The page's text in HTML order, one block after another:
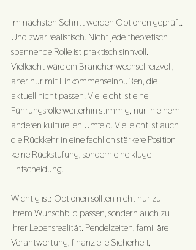
Im nächsten Schritt werden Optionen geprüft.
Und zwar realistisch. Nicht jede theoretisch
spannende Rolle ist praktisch sinnvoll.
Vielleicht wäre ein Branchenwechsel reizvoll,
aber nur mit Einkommenseinbußen, die
aktuell nicht passen. Vielleicht ist eine
Führungsrolle weiterhin stimmig, nur in einem
anderen kulturellen Umfeld. Vielleicht ist auch
die Rückkehr in eine fachlich stärkere Position
keine Rückstufung, sondern eine kluge
Entscheidung.
Wichtig ist: Optionen sollten nicht nur zu
Ihrem Wunschbild passen, sondern auch zu
Ihrer Lebensrealität. Pendelzeiten, familiäre
Verantwortung, finanzielle Sicherheit,